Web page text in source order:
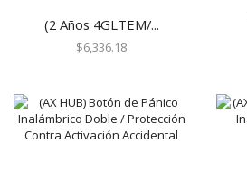
Centrales de Monitoreo de Alarmas
Comunicadores
Accesorios
Energizadores
(2 Años 4GLTEM/...
$6,336.18